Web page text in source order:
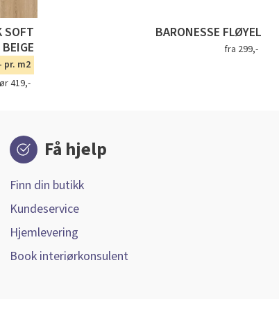
SOFT
BEIGE
pr. m2
419,-
BARONESSE FLØYEL
fra 299,-
Få hjelp
Finn din butikk
Kundeservice
Hjemlevering
Book interiørkonsulent